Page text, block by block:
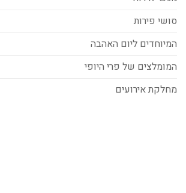
סושי פירות
המיוחדים ליום האהבה
המומלצים של פרי היופי
מחלקת אירועים